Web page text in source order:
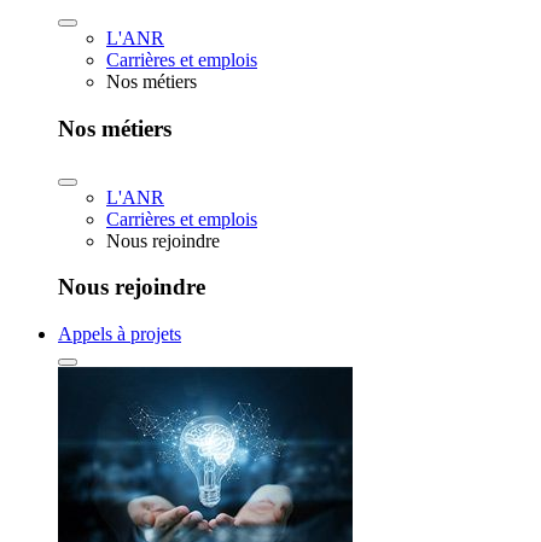
L'ANR
Carrières et emplois
Nos métiers
Nos métiers
L'ANR
Carrières et emplois
Nous rejoindre
Nous rejoindre
Appels à projets